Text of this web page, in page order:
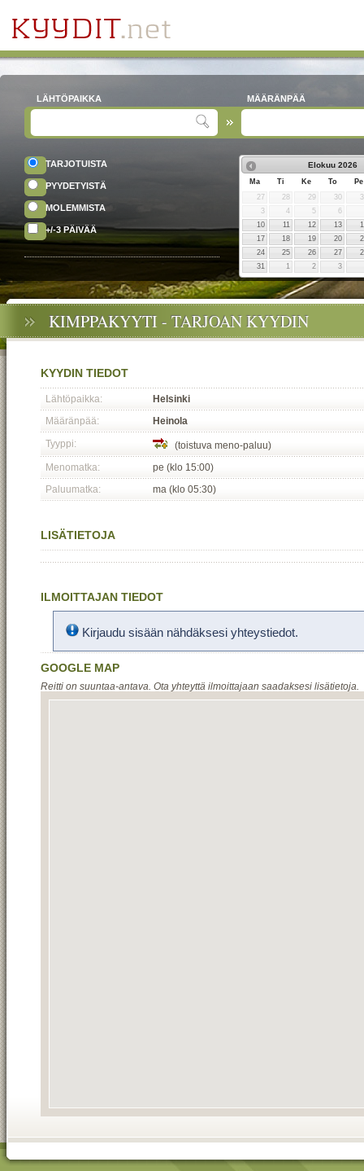
LÄHTÖPAIKKA MÄÄRÄNPÄÄ
TARJOTUISTA
PYYDETYISTÄ
MOLEMMISTA
+/-3 PÄIVÄÄ
Elokuu 2026
Ma Ti Ke To
Pe
27
28 29 30
3
4 5
6
10
11 12 13
17
18 19 20
24
25 26 27
31
1 2 3
KIMPPAKYYTI - TARJOAN KYYDIN
KYYDIN TIEDOT
Lähtöpaikka:
Helsinki
Määränpää:
Heinola
Tyyppi:
(toistuva meno-paluu)
Menomatka:
pe (klo 15:00)
Paluumatka:
ma (klo 05:30)
LISÄTIETOJA
ILMOITTAJAN TIEDOT
Kirjaudu sisään nähdäksesi yhteystiedot.
GOOGLE MAP
Reitti on suuntaa-antava. Ota yhteyttä ilmoittajaan saadaksesi lisätietoja.